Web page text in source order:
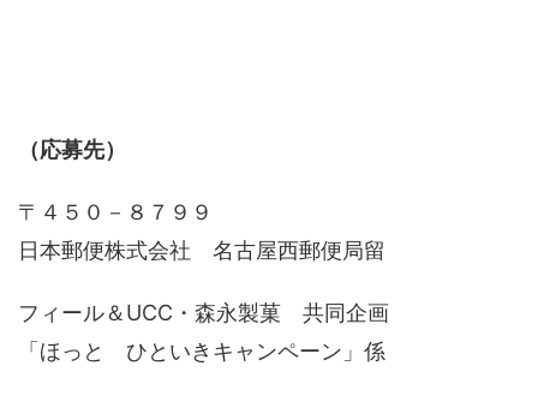
（応募先）
〒４５０－８７９９
日本郵便株式会社 名古屋西郵便局留
フィール＆UCC・森永製菓 共同企画
「ほっと ひといきキャンペーン」係